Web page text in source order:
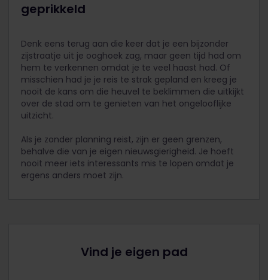
geprikkeld
Denk eens terug aan die keer dat je een bijzonder
zijstraatje uit je ooghoek zag, maar geen tijd had om
hem te verkennen omdat je te veel haast had. Of
misschien had je je reis te strak gepland en kreeg je
nooit de kans om die heuvel te beklimmen die uitkijkt
over de stad om te genieten van het ongelooflijke
uitzicht.
Als je zonder planning reist, zijn er geen grenzen,
behalve die van je eigen nieuwsgierigheid. Je hoeft
nooit meer iets interessants mis te lopen omdat je
ergens anders moet zijn.
Vind je eigen pad